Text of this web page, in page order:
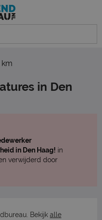
km
in Den
in Den Haag! in
verwijderd door
Bekijk alle